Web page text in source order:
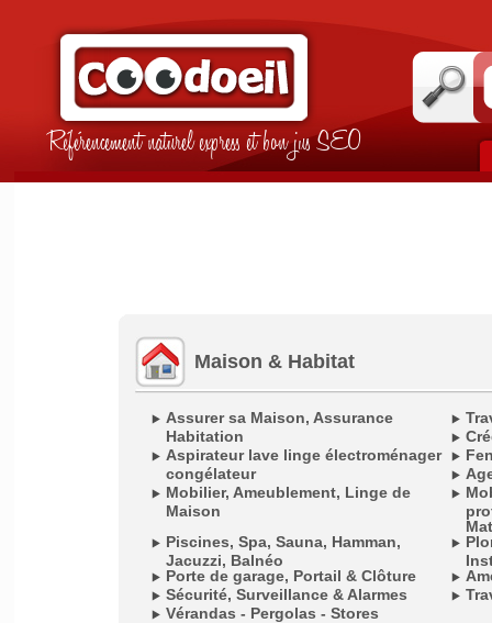
Référencement naturel express et bon jus SEO
Maison & Habitat
Assurer sa Maison, Assurance
Habitation
Aspirateur lave linge électroménager
congélateur
Mobilier, Ameublement, Linge de
Maison
Piscines, Spa, Sauna, Hamman,
Jacuzzi, Balnéo
Porte de garage, Portail & Clôture
Sécurité, Surveillance & Alarmes
Vérandas - Pergolas - Stores